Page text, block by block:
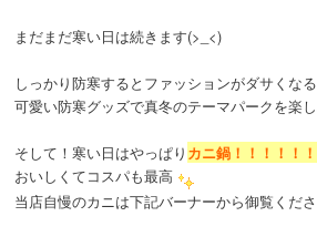
まだまだ寒い日は続きます(>_<)
しっかり防寒するとファッションがダサくな
可愛い防寒グッズで真冬のテーマパークを楽
そして！寒い日はやっぱり カニ鍋！！！！！！
おいしくてコスパも最高
当店自慢のカニは下記バーナーから御覧くださ